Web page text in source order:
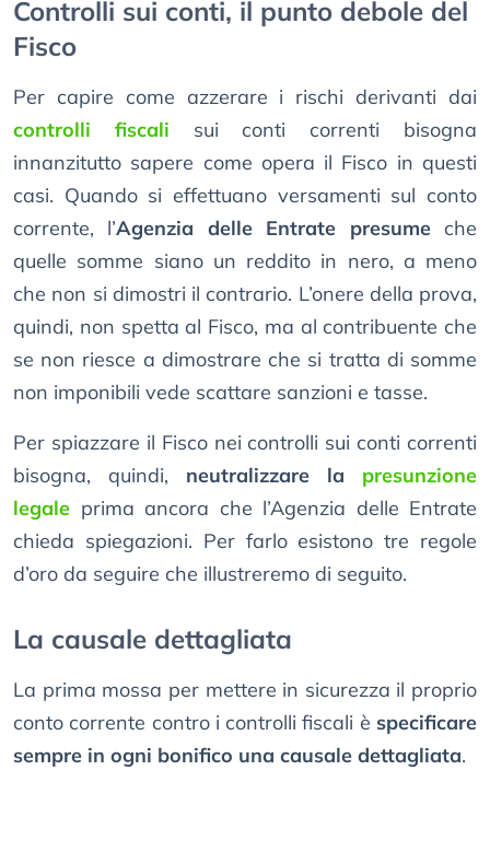
Controlli sui conti, il punto debole del
Fisco
Per capire come azzerare i rischi derivanti dai
controlli fiscali sui conti correnti bisogna
innanzitutto sapere come opera il Fisco in questi
casi. Quando si effettuano versamenti sul conto
corrente, l’Agenzia delle Entrate presumeche
quelle somme siano un reddito in nero, a meno
che non si dimostri il contrario. L’onere della prova,
quindi, non spetta al Fisco, ma al contribuente che
se non riesce a dimostrare che si tratta di somme
non imponibili vede scattare sanzioni e tasse.
Per spiazzare il Fisco nei controlli sui conti correnti
bisogna, quindi, neutralizzare la presunzione
legale prima ancora che l’Agenzia delle Entrate
chieda spiegazioni. Per farlo esistono tre regole
d’oro da seguire che illustreremo di seguito.
La causale dettagliata
La prima mossa per mettere in sicurezza il proprio
conto corrente contro i controlli fiscali è specificare
sempre in ogni bonifico una causale dettagliata.